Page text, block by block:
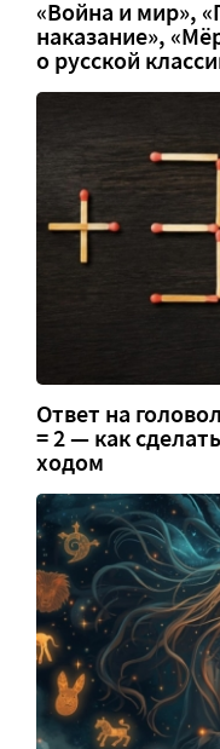
«Война и мир»,
наказание»,
о русской
Ответ на
= 2 — как
ходом